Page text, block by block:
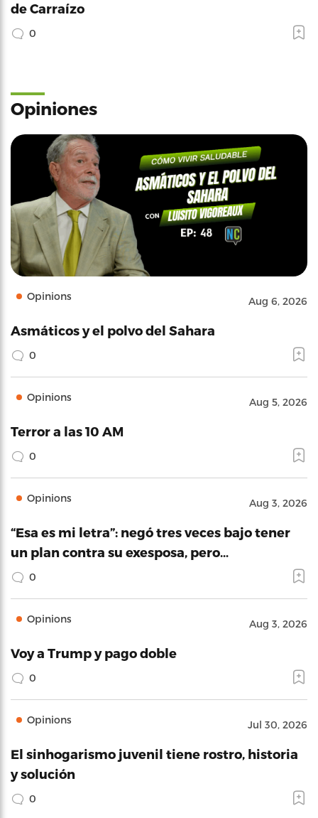
de Carraízo
0
Opiniones
Opinions Aug 6, 2026
Asmáticos y el polvo del Sahara
0
Opinions Aug 5, 2026
Terror a las 10 AM
0
Opinions Aug 3, 2026
“Esa es mi letra”: negó tres veces bajo tener
un plan contra su exesposa, pero…
0
Opinions Aug 3, 2026
Voy a Trump y pago doble
0
Opinions Jul 30, 2026
El sinhogarismo juvenil tiene rostro, historia
y solución
0